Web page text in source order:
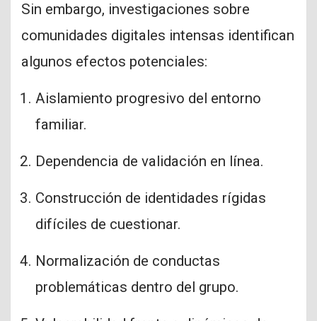
Sin embargo, investigaciones sobre
comunidades digitales intensas identifican
algunos efectos potenciales:
Aislamiento progresivo del entorno
familiar.
Dependencia de validación en línea.
Construcción de identidades rígidas
difíciles de cuestionar.
Normalización de conductas
problemáticas dentro del grupo.